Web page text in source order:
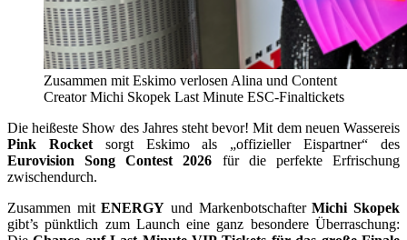
Zusammen mit Eskimo verlosen Alina und Content
Creator Michi Skopek Last Minute ESC-Finaltickets
Die heißeste Show des Jahres steht bevor! Mit dem neuen Wassereis
Pink Rocketsorgt Eskimo als „offizieller Eispartner“ des
Eurovision Song Contest 2026 für die perfekte Erfrischung
zwischendurch.
Zusammen mitENERGY und MarkenbotschafterMichi Skopek
gibt’s pünktlich zum Launch eine ganz besondere Überraschung: